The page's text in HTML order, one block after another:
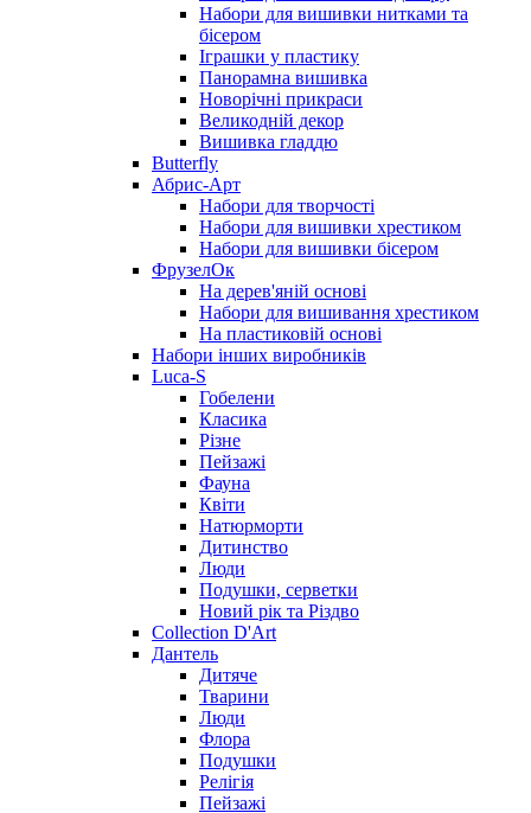
Набори для вишивки нитками та
бісером
Іграшки у пластику
Панорамна вишивка
Новорічні прикраси
Великодній декор
Вишивка гладдю
Butterfly
Абрис-Арт
Набори для творчості
Набори для вишивки хрестиком
Набори для вишивки бісером
ФрузелОк
На дерев'яній основі
Набори для вишивання хрестиком
На пластиковій основі
Набори інших виробників
Luca-S
Гобелени
Класика
Різне
Пейзажі
Фауна
Квіти
Натюрморти
Дитинство
Люди
Подушки, серветки
Новий рік та Різдво
Collection D'Art
Дантель
Дитяче
Тварини
Люди
Флора
Подушки
Релігія
Пейзажі